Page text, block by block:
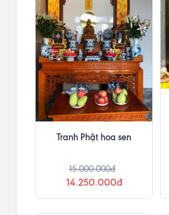
Tranh Phật hoa sen
15.000.000đ
14.250.000đ